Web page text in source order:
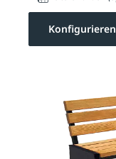
Konfigurieren